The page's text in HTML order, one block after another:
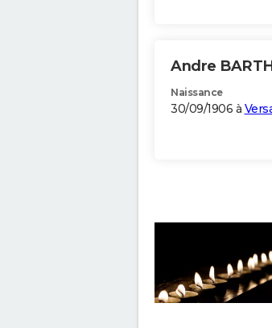
Andre
Naissance
30/09/1906 à